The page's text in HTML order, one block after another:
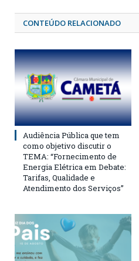
CONTEÚDO RELACIONADO
Audiência Pública que tem
como objetivo discutir o
TEMA: “Fornecimento de
Energia Elétrica em Debate:
Tarifas, Qualidade e
Atendimento dos Serviços”